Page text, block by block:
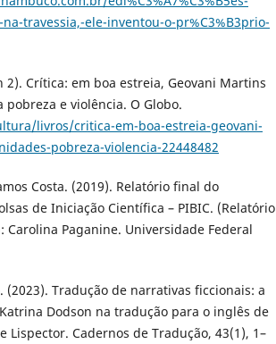
travessia,-ele-inventou-o-pr%C3%B3prio-
2). Crítica: em boa estreia, Geovani Martins
e violência. O Globo.
livros/critica-em-boa-estreia-geovani-
pobreza-violencia-22448482
Costa. (2019). Relatório final do
de Iniciação Científica – PIBIC. (Relatório
Paganine. Universidade Federal
Tradução de narrativas ficcionais: a
Dodson na tradução para o inglês de
Lispector. Cadernos de Tradução, 43(1), 1–